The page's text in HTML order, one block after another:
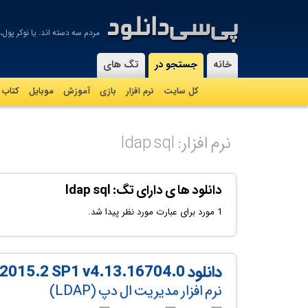
-
مردم سه دسته اند. یا نوكر پول،‌
خانه جستجو در
کل سایت نرم افزار بازی آموزش موبايل کتاب
تگ های
نرم افزار: ldap sql
دانلود ها ی دارای تگ: ldap sql
1 مورد برای عبارت مورد نظر پیدا شد.
دانلود Softerra LDAP Administrator 2015.2 SP1 v4.13.16704.0
نرم افزار مدیریت ال دپ (LDAP)